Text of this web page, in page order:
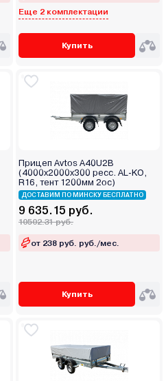
Еще 2 комплектации
Купить
Прицеп Avtos A40U2B
(4000х2000х300 ресс. AL-KO,
R16, тент 1200мм 2ос)
ДОСТАВИМ ПО МИНСКУ БЕСПЛАТНО
9 635.15 руб.
10502.31 руб.
от 238 руб. руб./мес.
Купить